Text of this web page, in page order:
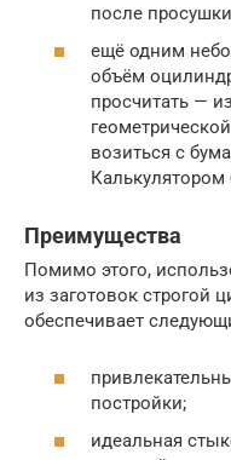
после
ещё одним
объём
просчитать —
возиться с
Калькулятором
Преимущества
Помимо этого,
из заготовок строгой
обеспечивает
постройки;
идеальная